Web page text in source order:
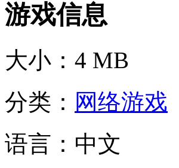
游戏信息
大小： 4 MB
分类： 网络游戏
语言： 中文